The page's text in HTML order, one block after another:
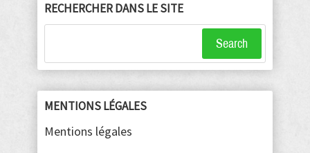
RECHERCHER DANS LE SITE
Search
MENTIONS LÉGALES
Mentions légales